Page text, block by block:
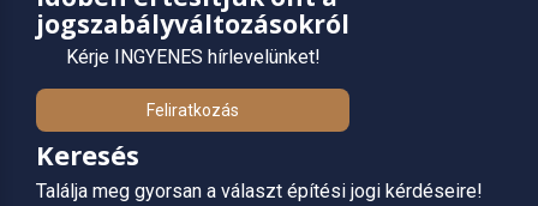
jogszabályváltozásokról
Kérje INGYENES hírlevelünket!
Feliratkozás
Keresés
Találja meg gyorsan a választ építési jogi kérdéseire!